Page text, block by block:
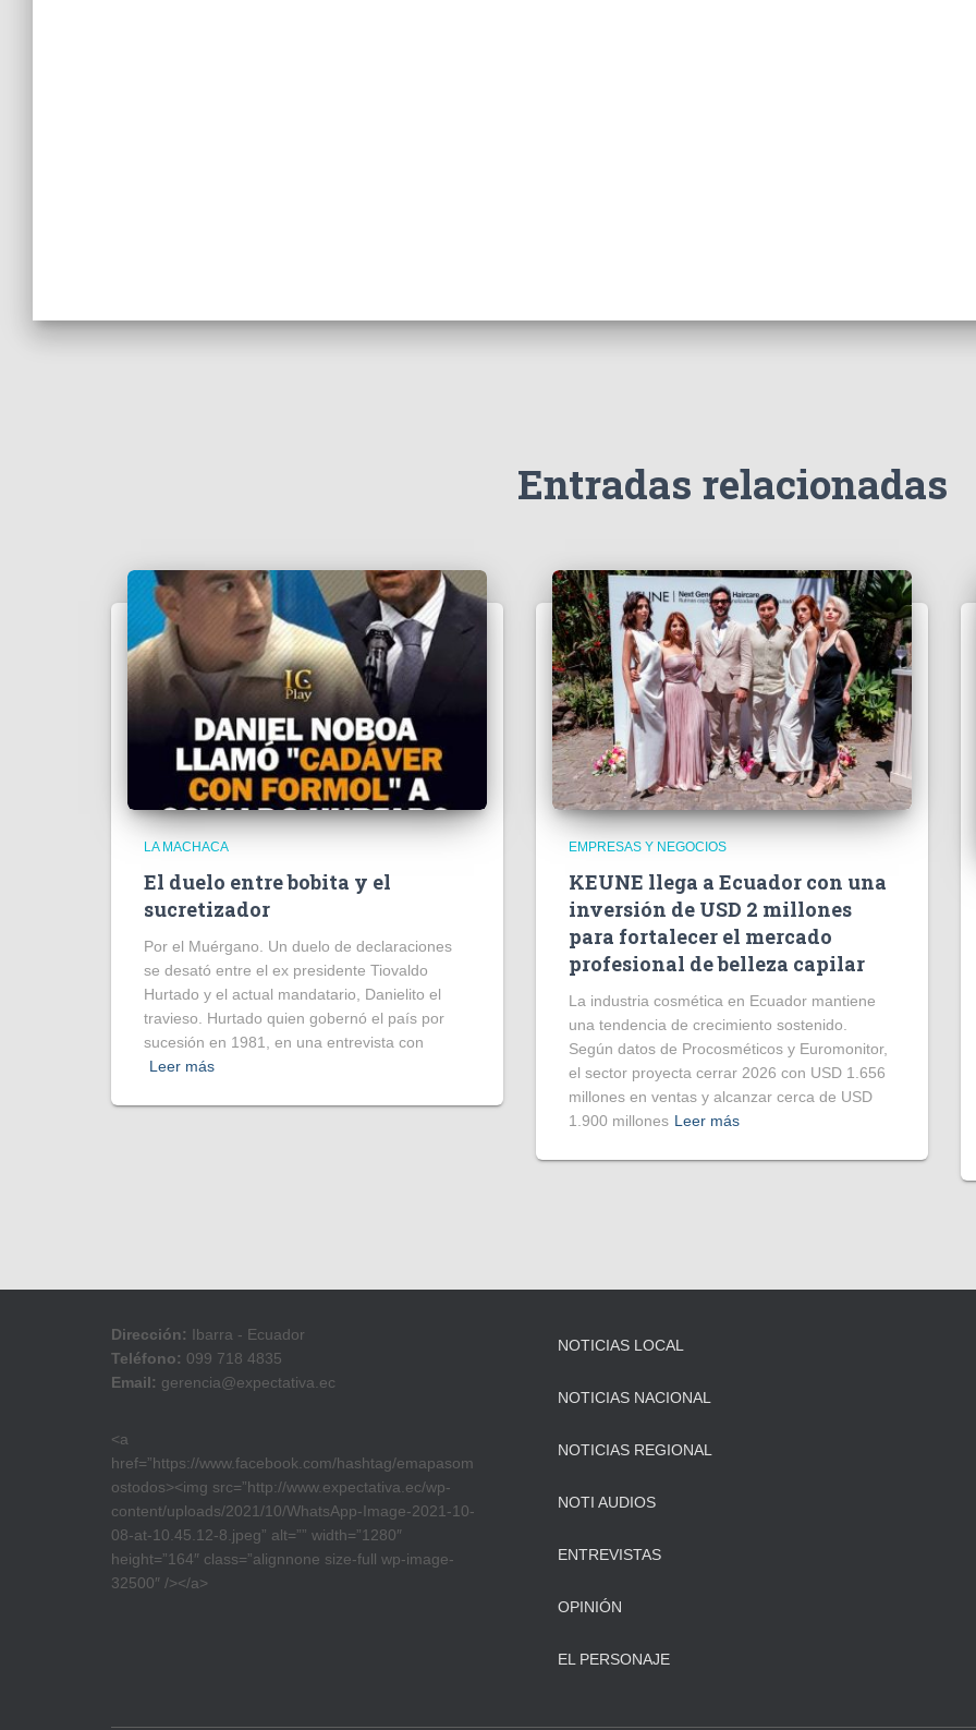
Entradas relacionadas
LA MACHACA
El duelo entre bobita y el
sucretizador
Por el Muérgano. Un duelo de declaraciones
se desató entre el ex presidente Tiovaldo
Hurtado y el actual mandatario, Danielito el
travieso. Hurtado quien gobernó el país por
sucesión en 1981, en una entrevista con
Leer más
EMPRESAS Y NEGOCIOS
KEUNE llega a Ecuador con una
inversión de USD 2 millones
para fortalecer el mercado
profesional de belleza capilar
La industria cosmética en Ecuador mantiene
una tendencia de crecimiento sostenido.
Según datos de Procosméticos y Euromonitor,
el sector proyecta cerrar 2026 con USD 1.656
millones en ventas y alcanzar cerca de USD
1.900 millones Leer más
Dirección: Ibarra - Ecuador
Teléfono: 099 718 4835
Email: gerencia@expectativa.ec
<a
href=”https://www.facebook.com/hashtag/emapasom
ostodos><img src=”http://www.expectativa.ec/wp-
content/uploads/2021/10/WhatsApp-Image-2021-10-
08-at-10.45.12-8.jpeg” alt=”” width=”1280″
height=”164″ class=”alignnone size-full wp-image-
32500″ /></a>
NOTICIAS LOCAL
NOTICIAS NACIONAL
NOTICIAS REGIONAL
NOTI AUDIOS
ENTREVISTAS
OPINIÓN
EL PERSONAJE